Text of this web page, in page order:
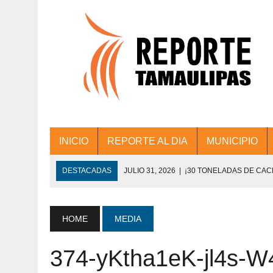
INICIO REPORTE AL DIA MUNICIPIO
DESTACADAS JULIO 31, 2026 | ¡30 TONELADAS DE
JULIO 30, 2026 | 💧🚰 ¡AGUA PARA LA COMUNIDAD!
JULIO 30, 2026 | ¡TRABAJO EN EQUIPO Y RESULTADOS!
DE COLONIA.
HOME MEDIA
374-yKtha1eK-jl4s-